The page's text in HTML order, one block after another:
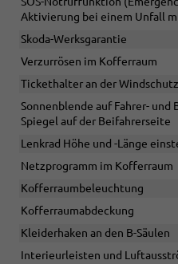
Aktivierung bei einem Unfall
Skoda-Werksgarantie
Verzurrösen im Kofferraum
Tickethalter an der
Sonnenblende auf Fahrer-
Spiegel auf der Beifahrerseite
Lenkrad Höhe und -Länge
Netzprogramm im Kofferraum
Kofferraumbeleuchtung
Kofferraumabdeckung
Kleiderhaken an den B-Säulen
Interieurleisten und